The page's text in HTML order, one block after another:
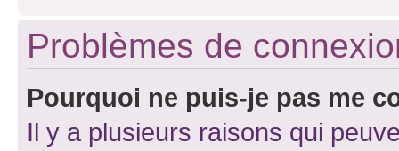
Problèmes de
Pourquoi ne puis-je pas me
Il y a plusieurs raisons qui